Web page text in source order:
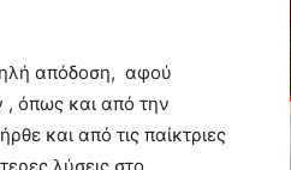
απόδοση, αφού
όπως και από την
και από τις παίκτριες